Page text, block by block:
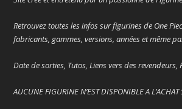
Retrouvez toutes les infos sur figurines de One
fabricants, gammes, versions, années et même
Date de sorties, Tutos, Liens vers des revendeurs,
AUCUNE FIGURINE N’EST DISPONIBLE A L’ACHAT